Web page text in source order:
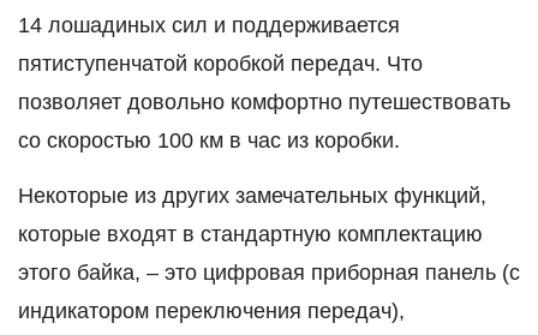
14 лошадиных сил и поддерживается
пятиступенчатой ​​коробкой передач. Что
позволяет довольно комфортно путешествовать
со скоростью 100 км в час из коробки.
Некоторые из других замечательных функций,
которые входят в стандартную комплектацию
этого байка, – это цифровая приборная панель (с
индикатором переключения передач),